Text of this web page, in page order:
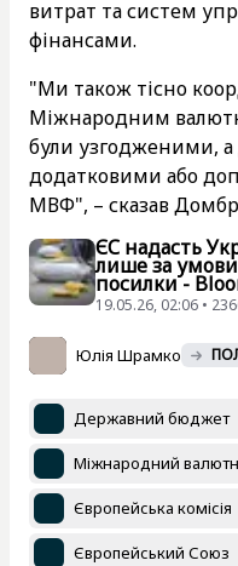
витрат та систем
фінансами.
"Ми також тісно
Міжнародним
були узгодженими, а
додатковими або
МВФ", – сказав
ЄС надасть
лише за
посилки -
19.05.26, 02:06 •
Юлія Шрамко
Державний бюджет
Міжнародний
Європейська комісія
Європейський Союз